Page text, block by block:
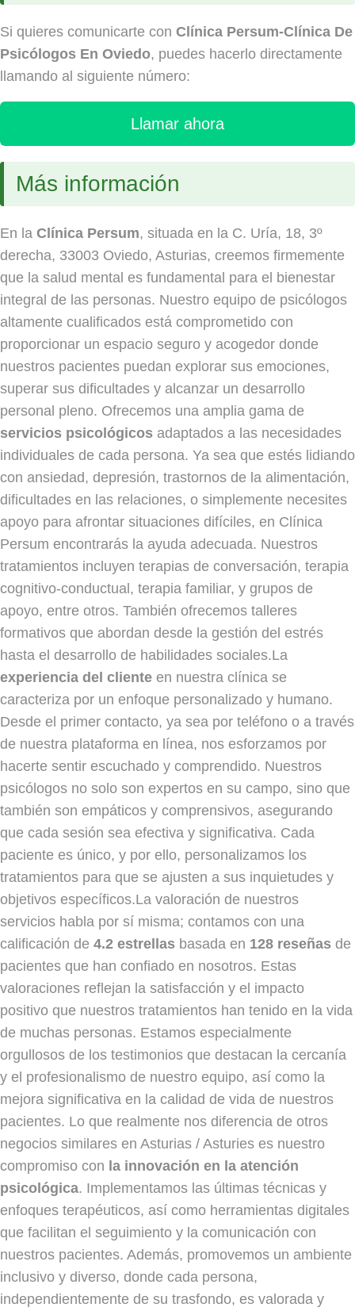
Si quieres comunicarte con Clínica Persum-Clínica De
Psicólogos En Oviedo, puedes hacerlo directamente
llamando al siguiente número:
Llamar ahora
Más información
En la Clínica Persum, situada en la C. Uría, 18, 3º
derecha, 33003 Oviedo, Asturias, creemos firmemente
que la salud mental es fundamental para el bienestar
integral de las personas. Nuestro equipo de psicólogos
altamente cualificados está comprometido con
proporcionar un espacio seguro y acogedor donde
nuestros pacientes puedan explorar sus emociones,
superar sus dificultades y alcanzar un desarrollo
personal pleno. Ofrecemos una amplia gama de
servicios psicológicos adaptados a las necesidades
individuales de cada persona. Ya sea que estés lidiando
con ansiedad, depresión, trastornos de la alimentación,
dificultades en las relaciones, o simplemente necesites
apoyo para afrontar situaciones difíciles, en Clínica
Persum encontrarás la ayuda adecuada. Nuestros
tratamientos incluyen terapias de conversación, terapia
cognitivo-conductual, terapia familiar, y grupos de
apoyo, entre otros. También ofrecemos talleres
formativos que abordan desde la gestión del estrés
hasta el desarrollo de habilidades sociales.La
experiencia del cliente en nuestra clínica se
caracteriza por un enfoque personalizado y humano.
Desde el primer contacto, ya sea por teléfono o a través
de nuestra plataforma en línea, nos esforzamos por
hacerte sentir escuchado y comprendido. Nuestros
psicólogos no solo son expertos en su campo, sino que
también son empáticos y comprensivos, asegurando
que cada sesión sea efectiva y significativa. Cada
paciente es único, y por ello, personalizamos los
tratamientos para que se ajusten a sus inquietudes y
objetivos específicos.La valoración de nuestros
servicios habla por sí misma; contamos con una
calificación de 4.2 estrellas basada en 128 reseñas de
pacientes que han confiado en nosotros. Estas
valoraciones reflejan la satisfacción y el impacto
positivo que nuestros tratamientos han tenido en la vida
de muchas personas. Estamos especialmente
orgullosos de los testimonios que destacan la cercanía
y el profesionalismo de nuestro equipo, así como la
mejora significativa en la calidad de vida de nuestros
pacientes. Lo que realmente nos diferencia de otros
negocios similares en Asturias / Asturies es nuestro
compromiso con la innovación en la atención
psicológica. Implementamos las últimas técnicas y
enfoques terapéuticos, así como herramientas digitales
que facilitan el seguimiento y la comunicación con
nuestros pacientes. Además, promovemos un ambiente
inclusivo y diverso, donde cada persona,
independientemente de su trasfondo, es valorada y